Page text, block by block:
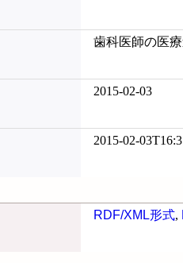
歯科医師の医
2015-02-03
2015-02-
RDF/XML形式,